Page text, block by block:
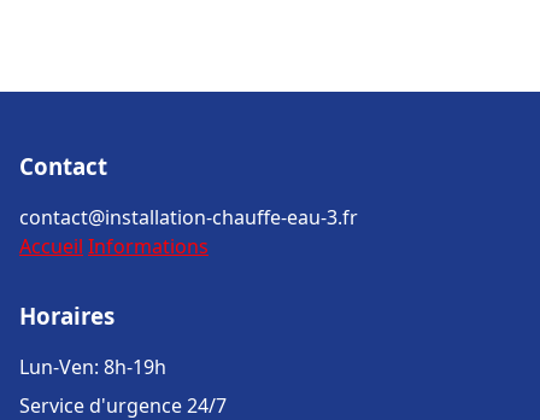
Contact
contact@installation-chauffe-eau-3.fr
Accueil Informations
Horaires
Lun-Ven: 8h-19h
Service d'urgence 24/7